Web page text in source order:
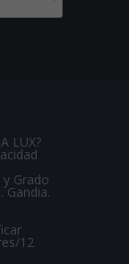
LUX?
Grado
Gandia.
12